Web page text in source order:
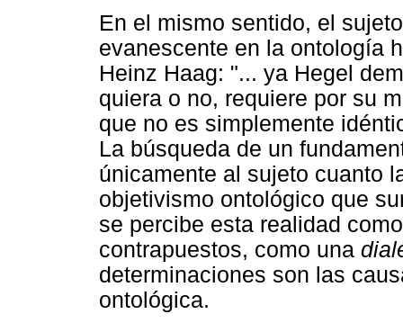
En el mismo sentido, el
evanescente en la ontología
Heinz Haag: "... ya Hegel
quiera o no, requiere por su
que no es simplemente
La búsqueda de un
únicamente al sujeto cuanto
objetivismo ontológico que
se percibe esta realidad
contrapuestos, como una
determinaciones son las
ontológica.